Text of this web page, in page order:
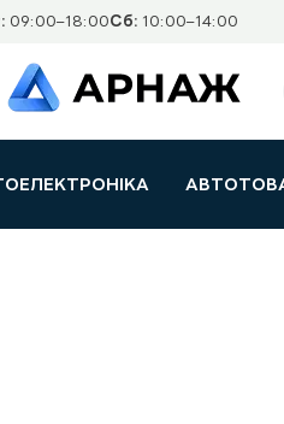
09:00–18:00Сб: 10:00–14:00